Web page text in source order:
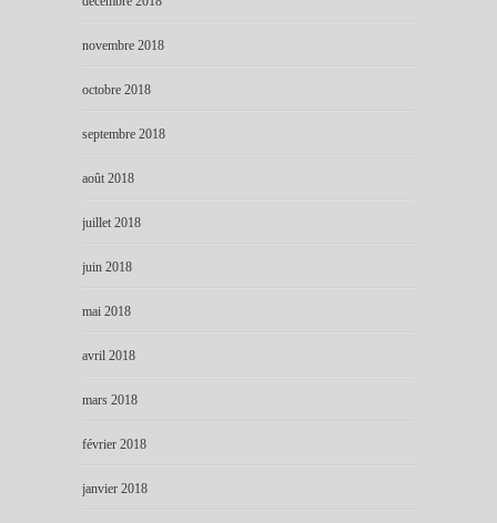
novembre 2018
octobre 2018
septembre 2018
août 2018
juillet 2018
juin 2018
mai 2018
avril 2018
mars 2018
février 2018
janvier 2018